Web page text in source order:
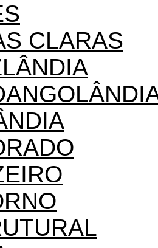
CLARAS